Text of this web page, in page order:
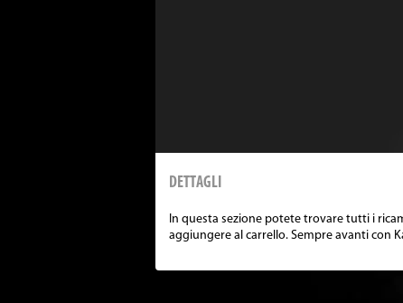
DETTAGLI
In questa sezione potete trovare tutti i
aggiungere al carrello. Sempre avanti con